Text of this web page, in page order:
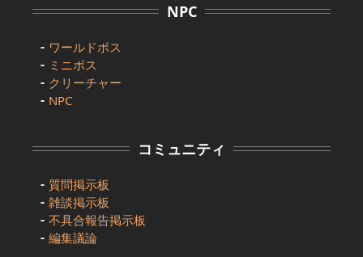
NPC
ワールドボス
ミニボス
クリーチャー
NPC
コミュニティ
質問掲示板
雑談掲示板
不具合報告掲示板
編集議論